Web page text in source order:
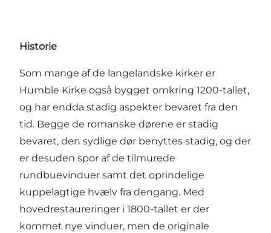
Historie
Som mange af de langelandske kirker er
Humble Kirke også bygget omkring 1200-tallet,
og har endda stadig aspekter bevaret fra den
tid. Begge de romanske dørene er stadig
bevaret, den sydlige dør benyttes stadig, og der
er desuden spor af de tilmurede
rundbuevinduer samt det oprindelige
kuppelagtige hvælv fra dengang. Med
hovedrestaureringer i 1800-tallet er der
kommet nye vinduer, men de originale